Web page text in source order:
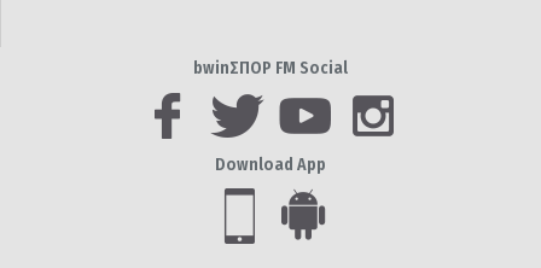
bwinΣΠΟΡ FM Social
Download App